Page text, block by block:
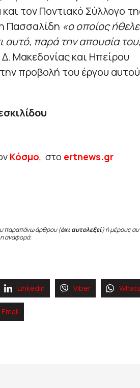
τον Ποντιακό Σύλλογο
Πασσαλίδη «ο οποίος
παρά την απουσία του,
Μακεδονίας και Ηπείρου
προβολή του έργου
Κόσμο, στο ertnews.gr
παραπάνω άρθρου (όχι αυτολεξεί) ή μέρους
η αναφορά.
Linkedin Viber
Email